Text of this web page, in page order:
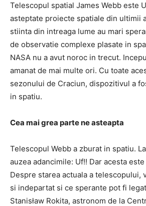
Telescopul spatial James Webb este
asteptate proiecte spatiale din ultimii
stiinta din intreaga lume au mari
de observatie complexe plasate in
NASA nu a avut noroc in trecut.
amanat de mai multe ori. Cu toate
sezonului de Craciun, dispozitivul a
in spatiu.
Cea mai grea parte ne asteapta
Telescopul Webb a zburat in spatiu.
auzea adancimile: Uf!! Dar acesta
Despre starea actuala a telescopului,
si indepartat si ce sperante pot fi
Stanisław Rokita, astronom de la